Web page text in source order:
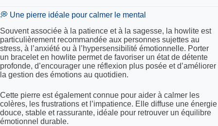
💭 Une pierre idéale pour calmer le mental
Souvent associée à la patience et à la sagesse, la howlite est
particulièrement recommandée aux personnes sujettes au
stress, à l’anxiété ou à l’hypersensibilité émotionnelle. Porter
un bracelet en howlite permet de favoriser un état de détente
profonde, d’encourager une réflexion plus posée et d’améliorer
la gestion des émotions au quotidien.
Cette pierre est également connue pour aider à calmer les
colères, les frustrations et l’impatience. Elle diffuse une énergie
douce, stable et rassurante, idéale pour retrouver un équilibre
émotionnel durable.